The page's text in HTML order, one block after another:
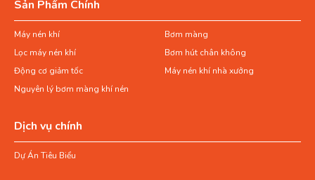
Sản Phẩm Chính
Máy nén khí
Bơm màng
Lọc máy nén khí
Bơm hút chân không
Động cơ giảm tốc
Máy nén khí nhà xưởng
Nguyên lý bơm màng khí nén
Dịch vụ chính
Dự Án Tiêu Biểu